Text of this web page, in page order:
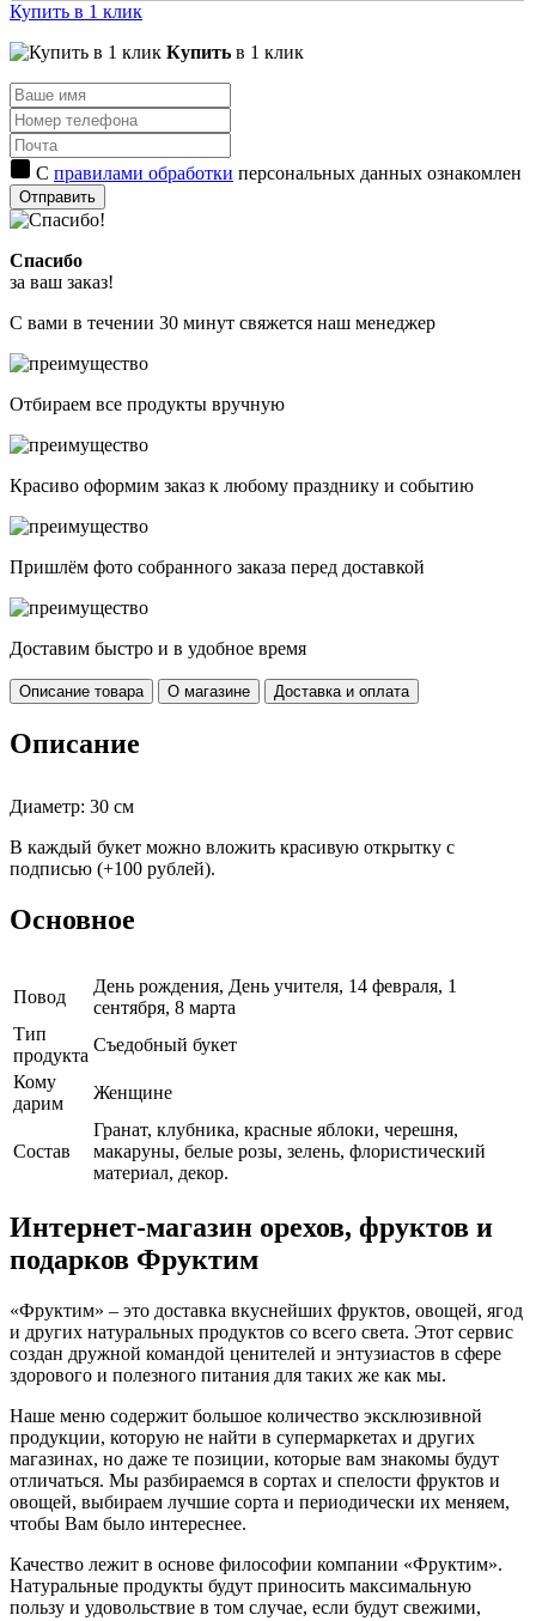
Купить в 1 клик
Купить в 1 клик
С правилами обработки персональных данных ознакомлен
Отправить
Спасибо
за ваш заказ!
С вами в течении 30 минут свяжется наш менеджер
Отбираем все продукты вручную
Красиво оформим заказ к любому празднику и событию
Пришлём фото собранного заказа перед доставкой
Доставим быстро и в удобное время
Описание товара О магазине Доставка и оплата
Описание
Диаметр: 30 см
В каждый букет можно вложить красивую открытку с
подписью (+100 рублей).
Основное
Повод
День рождения, День учителя, 14 февраля, 1
сентября, 8 марта
Тип
продукта
Съедобный букет
Кому
дарим
Женщине
Cостав
Гранат, клубника, красные яблоки, черешня,
макаруны, белые розы, зелень, флористический
материал, декор.
Интернет-магазин орехов, фруктов и
подарков Фруктим
«Фруктим» – это доставка вкуснейших фруктов, овощей, ягод
и других натуральных продуктов со всего света. Этот сервис
создан дружной командой ценителей и энтузиастов в сфере
здорового и полезного питания для таких же как мы.
Наше меню содержит большое количество эксклюзивной
продукции, которую не найти в супермаркетах и других
магазинах, но даже те позиции, которые вам знакомы будут
отличаться. Мы разбираемся в сортах и спелости фруктов и
овощей, выбираем лучшие сорта и периодически их меняем,
чтобы Вам было интереснее.
Качество лежит в основе философии компании «Фруктим».
Натуральные продукты будут приносить максимальную
пользу и удовольствие в том случае, если будут свежими,